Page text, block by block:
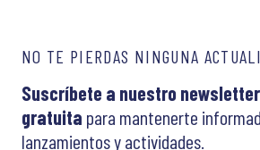
NO TE PIERDAS NINGUNA
Suscríbete a nuestro
gratuita para mantenerte
lanzamientos y actividades.